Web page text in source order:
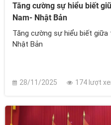
Tăng cường sự hiểu biết
Nam- Nhật Bản
Tăng cường sự hiểu biết
Nhật Bản
28/11/2025 174 lượt